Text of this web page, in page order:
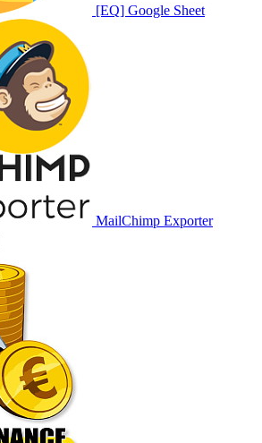
[EQ] Google Sheet
MailChimp Exporter